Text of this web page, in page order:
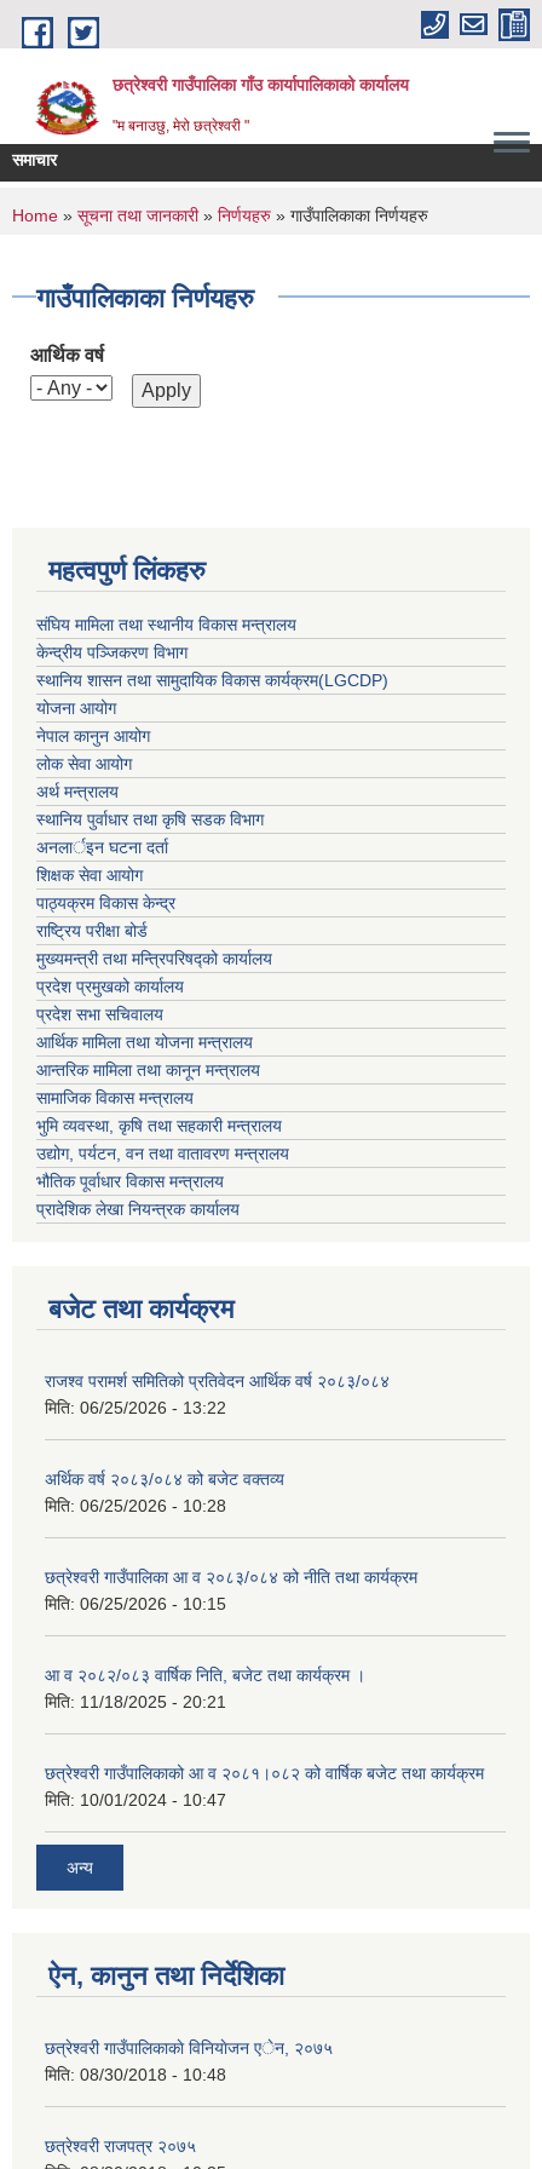
Skip to main content
छत्रेश्वरी गाउँपालिका गाँउ कार्यापालिकाको कार्यालय
"म बनाउछु, मेरो छत्रेश्वरी "
समाचार
You are here
Home » सूचना तथा जानकारी» निर्णयहरु » गाउँपालिकाका निर्णयहरु
गाउँपालिकाका निर्णयहरु
आर्थिक वर्ष
महत्वपुर्ण लिंकहरु
संघिय मामिला तथा स्थानीय विकास मन्त्रालय
केन्द्रीय पञ्जिकरण विभाग
स्थानिय शासन तथा सामुदायिक विकास कार्यक्रम(LGCDP)
योजना आयोग
नेपाल कानुन आयोग
लोक सेवा आयोग
अर्थ मन्त्रालय
स्थानिय पुर्वाधार तथा कृषि सडक विभाग
अनलार्इन घटना दर्ता
शिक्षक सेवा आयोग
पाठ्यक्रम विकास केन्द्र
राष्ट्रिय परीक्षा बोर्ड
मुख्यमन्त्री तथा मन्त्रिपरिषद्को कार्यालय
प्रदेश प्रमुखको कार्यालय
प्रदेश सभा सचिवालय
आर्थिक मामिला तथा योजना मन्त्रालय
आन्तरिक मामिला तथा कानून मन्त्रालय
सामाजिक विकास मन्त्रालय
भुमि व्यवस्था, कृषि तथा सहकारी मन्त्रालय
उद्योग, पर्यटन, वन तथा वातावरण मन्त्रालय
भौतिक पूर्वाधार विकास मन्त्रालय
प्रादेशिक लेखा नियन्त्रक कार्यालय
बजेट तथा कार्यक्रम
राजश्व परामर्श समितिको प्रतिवेदन आर्थिक वर्ष २०८३/०८४
मिति: 06/25/2026 - 13:22
अर्थिक वर्ष २०८३/०८४ को बजेट वक्तव्य
मिति: 06/25/2026 - 10:28
छत्रेश्वरी गाउँपालिका आ व २०८३/०८४ को नीति तथा कार्यक्रम
मिति: 06/25/2026 - 10:15
आ व २०८२/०८३ वार्षिक निति, बजेट तथा कार्यक्रम ।
मिति: 11/18/2025 - 20:21
छत्रेश्वरी गाउँपालिकाको आ व २०८१।०८२ को वार्षिक बजेट तथा कार्यक्रम
मिति: 10/01/2024 - 10:47
अन्य
ऐन, कानुन तथा निर्देशिका
छत्रेश्वरी गाउँपालिकाकाे विनियाेजन एेन, २०७५
मिति: 08/30/2018 - 10:48
छत्रेश्वरी राजपत्र २०७५